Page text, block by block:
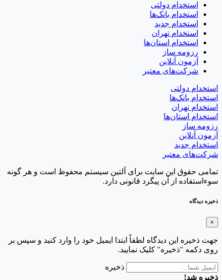
استخدام دولتی
استخدام بانک‌ها
استخدام جدید
استخدام تهران
استخدام استان‌ها
رزومه ساز
آزمون آنلاین
شرکت‌های معتبر
دولتی
بانک‌ها
تهران
استان‌ها
ساز
آنلاین
جدید
معتبر
حقوق این سایت برای آلتین سیستم محفوظ است و هر گونه
از آن پیگرد قانونی دارد.
دیدگاه
ذخیره این دیدگاه لطفاً ابتدا ایمیل خود را وارد کنید و سپس بر
دکمه "ذخیره" کلیک نمایید.
ذخیره
شد!